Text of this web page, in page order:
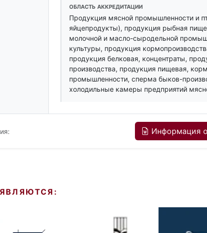
ОБЛАСТЬ АККРЕДИТАЦИИ
Продукция мясной промышленности и
яйцепродукты), продукция рыбная
молочной и масло-сыродельной
культуры, продукция
продукция белковая, концентраты,
производства, продукция пищевая,
промышленности, сперма быков-
холодильные камеры предприятий
Информация